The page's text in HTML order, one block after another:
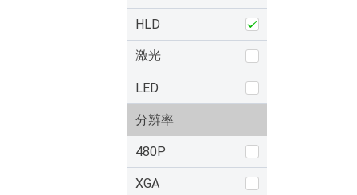
HLD
激光
LED
分辨率
480P
XGA